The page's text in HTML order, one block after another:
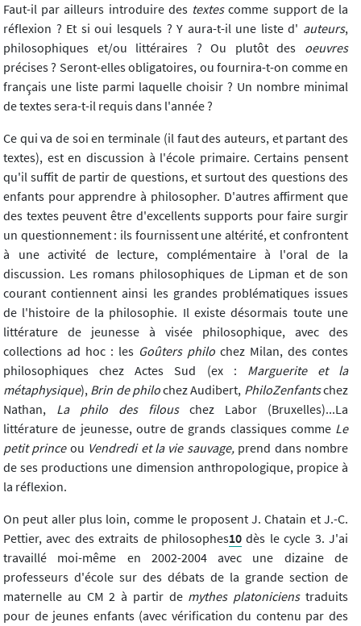
Faut-il par ailleurs introduire des textescomme support de la
réflexion ? Et si oui lesquels ? Y aura-t-il une liste d' auteurs,
philosophiques et/ou littéraires ? Ou plutôt des oeuvres
précises ? Seront-elles obligatoires, ou fournira-t-on comme en
français une liste parmi laquelle choisir ? Un nombre minimal
de textes sera-t-il requis dans l'année ?
Ce qui va de soi en terminale (il faut des auteurs, et partant des
textes), est en discussion à l'école primaire. Certains pensent
qu'il suffit de partir de questions, et surtout des questions des
enfants pour apprendre à philosopher. D'autres affirment que
des textes peuvent être d'excellents supports pour faire surgir
un questionnement : ils fournissent une altérité, et confrontent
à une activité de lecture, complémentaire à l'oral de la
discussion. Les romans philosophiques de Lipman et de son
courant contiennent ainsi les grandes problématiques issues
de l'histoire de la philosophie. Il existe désormais toute une
littérature de jeunesse à visée philosophique, avec des
collections ad hoc : les Goûters philo chez Milan, des contes
philosophiques chez Actes Sud (ex : Marguerite et la
métaphysique), Brin de philochez Audibert, PhiloZenfantschez
Nathan, La philo des filous chez Labor (Bruxelles)...La
littérature de jeunesse, outre de grands classiques comme Le
petit prince ou Vendredi et la vie sauvage, prend dans nombre
de ses productions une dimension anthropologique, propice à
la réflexion.
On peut aller plus loin, comme le proposent J. Chatain et J.-C.
Pettier, avec des extraits de philosophes10 dès le cycle 3. J'ai
travaillé moi-même en 2002-2004 avec une dizaine de
professeurs d'école sur des débats de la grande section de
maternelle au CM 2 à partir de mythes platonicienstraduits
pour de jeunes enfants (avec vérification du contenu par des